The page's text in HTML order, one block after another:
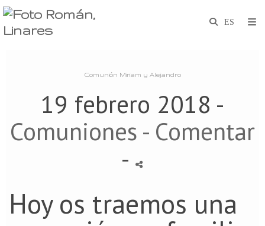
Comunión Miriam y Alejandro
19 febrero 2018 -
Comuniones - Comentar
-
Hoy os traemos una